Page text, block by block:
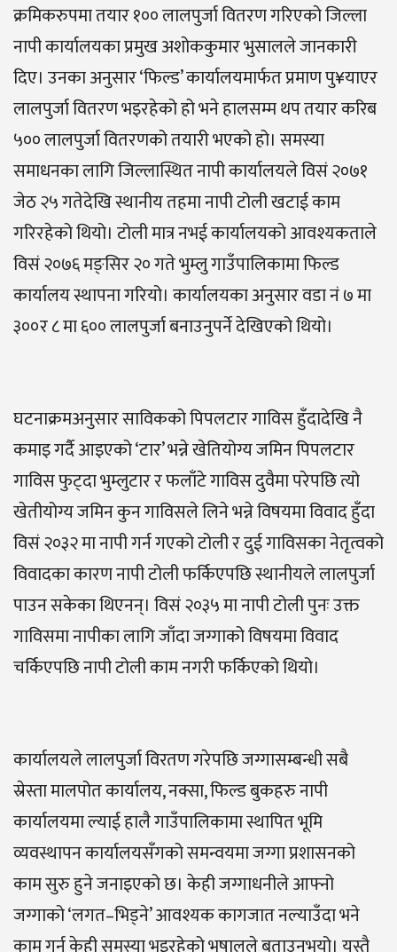
क्रमिकरुपमा तयार १०० लालपुर्जा वितरण गरिएको जिल्ला
नापी कार्यालयका प्रमुख अशोककुमार भुसालले जानकारी
दिए। उनका अनुसार ‘फिल्ड’ कार्यालयमार्फत प्रमाण पु¥याएर
लालपुर्जा वितरण भइरहेको हो भने हालसम्म थप तयार करिब
५०० लालपुर्जा वितरणको तयारी भएको हो। समस्या
समाधनका लागि जिल्लास्थित नापी कार्यालयले विसं २०७१
जेठ २५ गतेदेखि स्थानीय तहमा नापी टोली खटाई काम
गरिरहेको थियो। टोली मात्र नभई कार्यालयको आवश्यकताले
विसं २०७६ मङ्सिर २० गते भुम्लु गाउँपालिकामा फिल्ड
कार्यालय स्थापना गरियो। कार्यालयका अनुसार वडा नं ७ मा
३००र ८ मा ६०० लालपुर्जा बनाउनुपर्ने देखिएको थियो।
घटनाक्रमअनुसार साविकको पिपलटार गाविस हुँदादेखि नै
कमाइ गर्दै आइएको ‘टार’ भन्ने खेतियोग्य जमिन पिपलटार
गाविस फुट्दा भुम्लुटार र फलाँटे गाविस दुवैमा परेपछि त्यो
खेतीयोग्य जमिन कुन गाविसले लिने भन्ने विषयमा विवाद हुँदा
विसं २०३२ मा नापी गर्न गएको टोली र दुई गाविसका नेतृत्वको
विवादका कारण नापी टोली फर्किएपछि स्थानीयले लालपुर्जा
पाउन सकेका थिएनन्। विसं २०३५ मा नापी टोली पुनः उक्त
गाविसमा नापीका लागि जाँदा जग्गाको विषयमा विवाद
चर्किएपछि नापी टोली काम नगरी फर्किएको थियो।
कार्यालयले लालपुर्जा विरतण गरेपछि जग्गासम्बन्धी सबै
स्रेस्ता मालपोत कार्यालय, नक्सा, फिल्ड बुकहरु नापी
कार्यालयमा ल्याई हालै गाउँपालिकामा स्थापित भूमि
व्यवस्थापन कार्यालयसँगको समन्वयमा जग्गा प्रशासनको
काम सुरु हुने जनाइएको छ। केही जग्गाधनीले आफ्नो
जग्गाको ‘लगत–भिड्ने’ आवश्यक कागजात नल्याउँदा भने